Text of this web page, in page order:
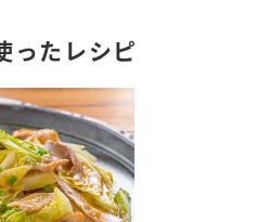
ったレシピ